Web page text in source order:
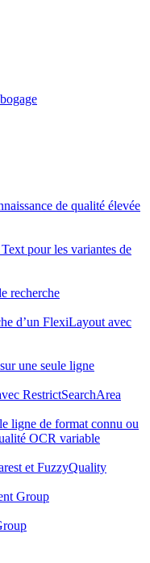
de qualité élevée
pour les variantes de
recherche
d’un FlexiLayout avec
une seule ligne
RestrictSearchArea
ligne de format connu ou
OCR variable
et FuzzyQuality
Group